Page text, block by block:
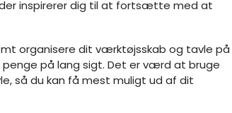
inspirerer dig til at fortsætte med at
organisere dit værktøjsskab og tavle på
på lang sigt. Det er værd at bruge
så du kan få mest muligt ud af dit